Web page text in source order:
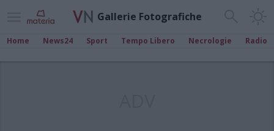
Gallerie Fotografiche
Home News24 Sport Tempo Libero Necrologie Radio